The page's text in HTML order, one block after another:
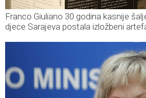
Franco Giuliano 30 godina kasnije
djece Sarajeva postala izložbeni